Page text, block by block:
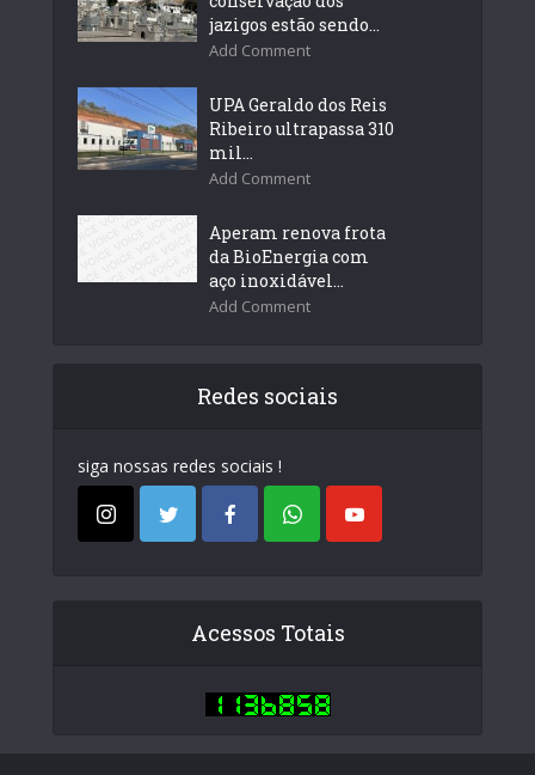
jazigos estão sendo...
Add Comment
UPA Geraldo dos Reis
Ribeiro ultrapassa 310
mil...
Add Comment
Aperam renova frota
da BioEnergia com
aço inoxidável...
Add Comment
Redes sociais
siga nossas redes sociais !
Acessos Totais